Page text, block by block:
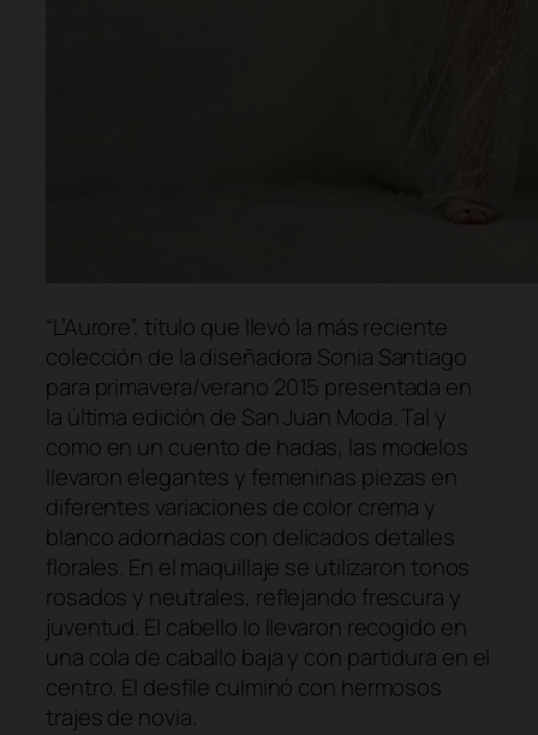
“L’Aurore”, título que llevó la más reciente
colección de la diseñadora Sonia Santiago
para primavera/verano 2015 presentada en
la última edición de San Juan Moda. Tal y
como en un cuento de hadas, las modelos
llevaron elegantes y femeninas piezas en
diferentes variaciones de color crema y
blanco adornadas con delicados detalles
florales. En el maquillaje se utilizaron tonos
rosados y neutrales, reflejando frescura y
juventud. El cabello lo llevaron recogido en
una cola de caballo baja y con partidura en el
centro. El desfile culminó con hermosos
trajes de novia.